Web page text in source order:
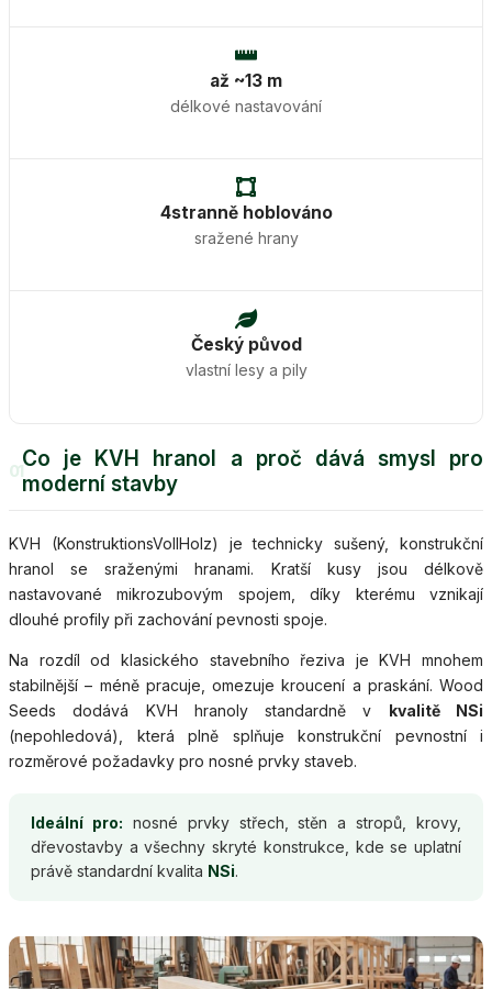
až ~13 m
délkové nastavování
4stranně hoblováno
sražené hrany
Český původ
vlastní lesy a pily
01Co je KVH hranol a proč dává smysl pro
moderní stavby
KVH (KonstruktionsVollHolz) je technicky sušený, konstrukční
hranol se sraženými hranami. Kratší kusy jsou délkově
nastavované mikrozubovým spojem, díky kterému vznikají
dlouhé profily při zachování pevnosti spoje.
Na rozdíl od klasického stavebního řeziva je KVH mnohem
stabilnější – méně pracuje, omezuje kroucení a praskání. Wood
Seeds dodává KVH hranoly standardně v kvalitě NSi
(nepohledová), která plně splňuje konstrukční pevnostní i
rozměrové požadavky pro nosné prvky staveb.
Ideální pro: nosné prvky střech, stěn a stropů, krovy,
dřevostavby a všechny skryté konstrukce, kde se uplatní
právě standardní kvalita NSi.